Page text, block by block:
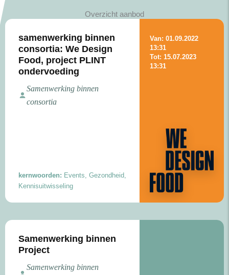
Overzicht aanbod
samenwerking binnen
consortia: We Design
Food, project PLINT
ondervoeding
Samenwerking binnen
consortia
kernwoorden: Events, Gezondheid,
Kennisuitwisseling
Van: 01.09.2022
13:31
Tot: 15.07.2023
13:31
Samenwerking binnen
Project
Samenwerking binnen